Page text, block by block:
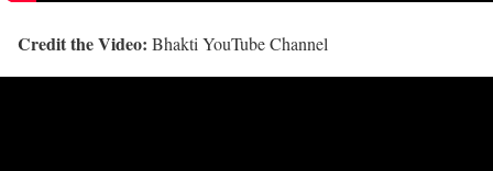
Credit the Video: Bhakti YouTube Channel